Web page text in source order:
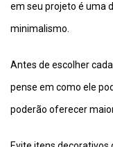
em seu projeto é uma
minimalismo.
Antes de escolher
pense em como ele
poderão oferecer